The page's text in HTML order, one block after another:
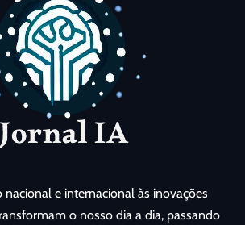
e internacional às inovações
o nosso dia a dia, passando